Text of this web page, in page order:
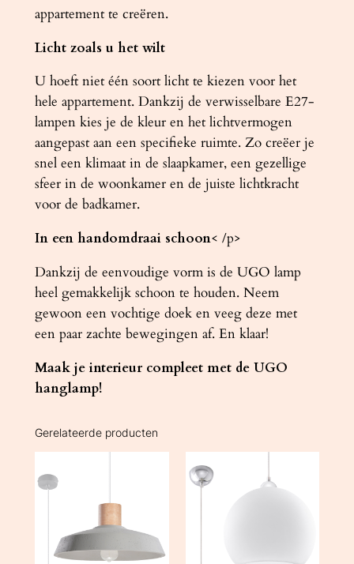
appartement te creëren.
Licht zoals u het wilt
U hoeft niet één soort licht te kiezen voor het
hele appartement. Dankzij de verwisselbare E27-
lampen kies je de kleur en het lichtvermogen
aangepast aan een specifieke ruimte. Zo creëer je
snel een klimaat in de slaapkamer, een gezellige
sfeer in de woonkamer en de juiste lichtkracht
voor de badkamer.
In een handomdraai schoon< /p>
Dankzij de eenvoudige vorm is de UGO lamp
heel gemakkelijk schoon te houden. Neem
gewoon een vochtige doek en veeg deze met
een paar zachte bewegingen af. En klaar!
Maak je interieur compleet met de UGO
hanglamp!
Gerelateerde producten